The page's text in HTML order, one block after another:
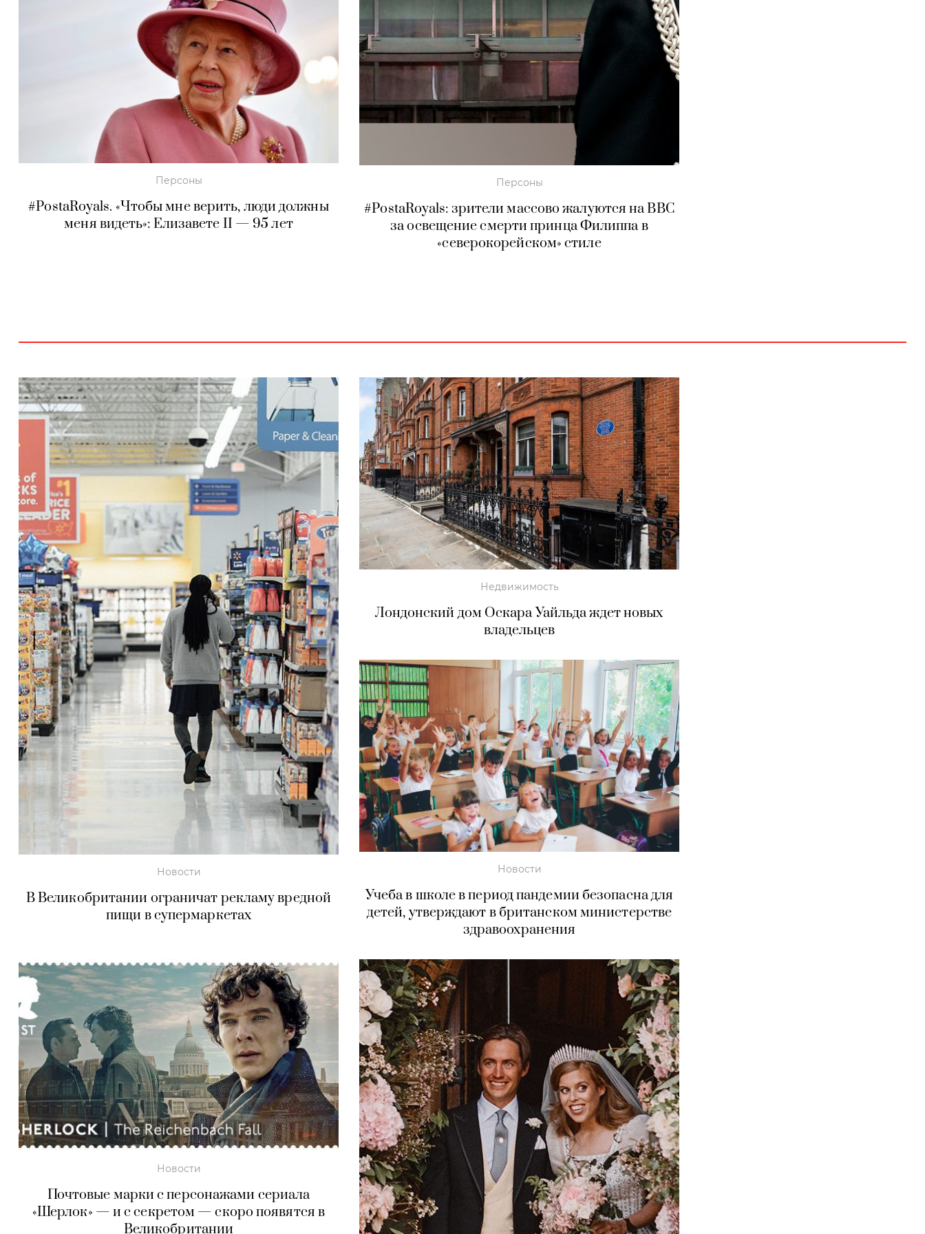
Персоны
#PostaRoyals. «Чтобы мне верить, люди должны
меня видеть»: Елизавете II — 95 лет
Персоны
#PostaRoyals: зрители массово жалуются на BBC
за освещение смерти принца Филиппа в
«северокорейском» стиле
Новости
В Великобритании ограничат рекламу вредной
пищи в супермаркетах
Недвижимость
Лондонский дом Оскара Уайльда ждет новых
владельцев
Новости
Учеба в школе в период пандемии безопасна для
детей, утверждают в британском министерстве
здравоохранения
Новости
Почтовые марки с персонажами сериала
«Шерлок» — и с секретом — скоро появятся в
Великобритании